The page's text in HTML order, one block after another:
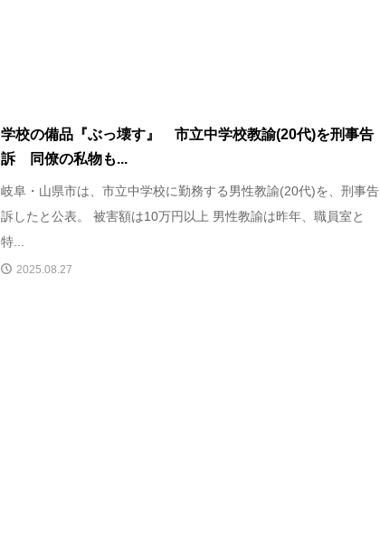
学校の備品『ぶっ壊す』 市立中学校教諭(20代)を刑事告
訴 同僚の私物も...
岐阜・山県市は、市立中学校に勤務する男性教諭(20代)を、刑事告
訴したと公表。 被害額は10万円以上 男性教諭は昨年、職員室と
特...
2025.08.27